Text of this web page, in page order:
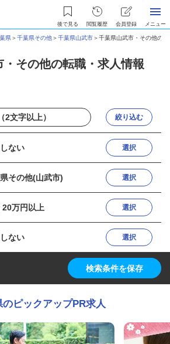
後で見る 閲覧履歴 会員登録 メニュー
県＞千葉県その他＞千葉県山武市＞千葉県山武市・その他の
・その他の転職・求人情報
絞り込む
ない 選択
その他(山武市) 選択
20万円以上 選択
ない 選択
検索条件を保存
のピックアップPR求人